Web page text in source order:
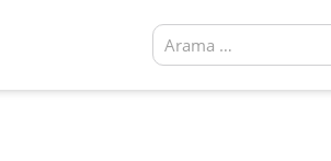
Arama sonuçları: